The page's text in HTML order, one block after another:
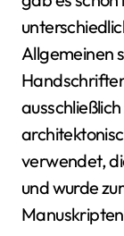
Allgemeinen
verwendet,
und wurde